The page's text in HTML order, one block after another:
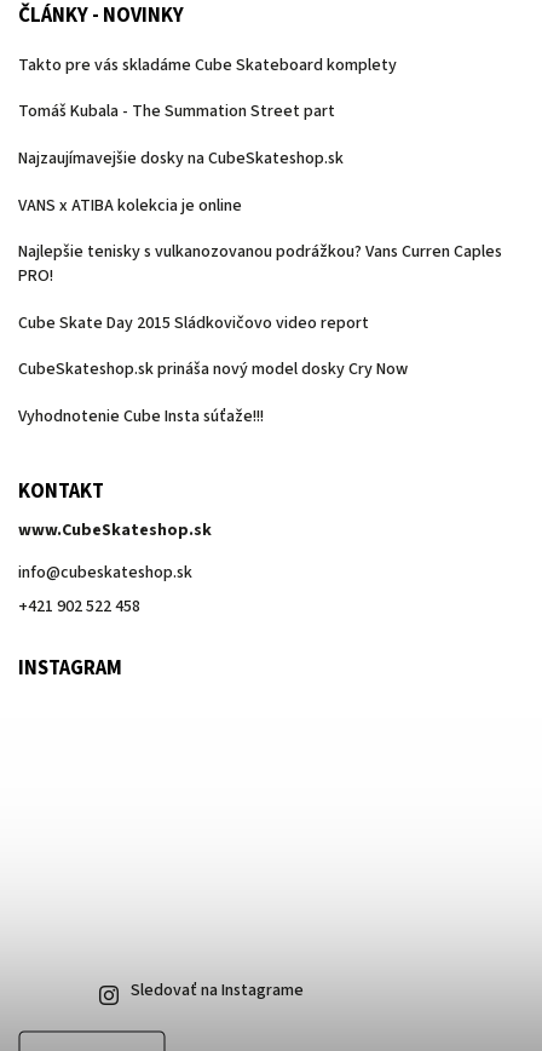
ČLÁNKY - NOVINKY
Takto pre vás skladáme Cube Skateboard komplety
Tomáš Kubala - The Summation Street part
Najzaujímavejšie dosky na CubeSkateshop.sk
VANS x ATIBA kolekcia je online
Najlepšie tenisky s vulkanozovanou podrážkou? Vans Curren Caples
PRO!
Cube Skate Day 2015 Sládkovičovo video report
CubeSkateshop.sk prináša nový model dosky Cry Now
Vyhodnotenie Cube Insta súťaže!!!
KONTAKT
www.CubeSkateshop.sk
info@cubeskateshop.sk
+421 902 522 458
INSTAGRAM
Sledovať na Instagrame